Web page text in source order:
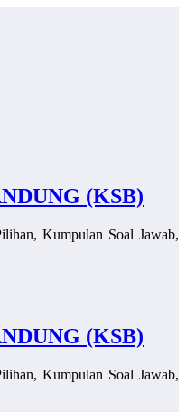
(KSB)
Kumpulan Soal Jawab,
(KSB)
Kumpulan Soal Jawab,